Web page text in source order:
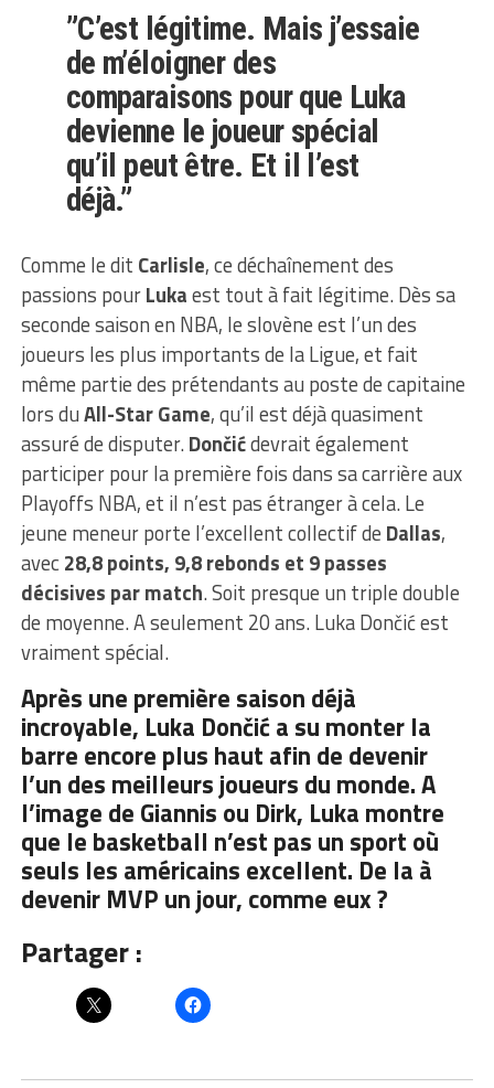
”C’est légitime. Mais j’essaie
de m’éloigner des
comparaisons pour que Luka
devienne le joueur spécial
qu’il peut être. Et il l’est
déjà.”
Comme le dit Carlisle, ce déchaînement des
passions pourLukaest tout à fait légitime. Dès sa
seconde saison en NBA, le slovène est l’un des
joueurs les plus importants de la Ligue, et fait
même partie des prétendants au poste de capitaine
lors duAll-Star Game, qu’il est déjà quasiment
assuré de disputer.Dončićdevrait également
participer pour la première fois dans sa carrière aux
Playoffs NBA, et il n’est pas étranger à cela. Le
jeune meneur porte l’excellent collectif de Dallas,
avec28,8 points, 9,8 rebonds et 9 passes
décisives par match. Soit presque un triple double
de moyenne. A seulement 20 ans. Luka Dončić est
vraiment spécial.
Après une première saison déjà
incroyable, Luka Dončić a su monter la
barre encore plus haut afin de devenir
l’un des meilleurs joueurs du monde. A
l’image de Giannis ou Dirk, Luka montre
que le basketball n’est pas un sport où
seuls les américains excellent. De la à
devenir MVP un jour, comme eux ?
Partager :